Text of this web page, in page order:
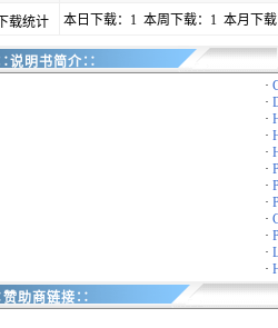
下载统计 本日下载：1 本周下载：1 本月下
说明书简介∷
·
·
·
·
·
·
·
·
·
·
·
·
助商链接∷